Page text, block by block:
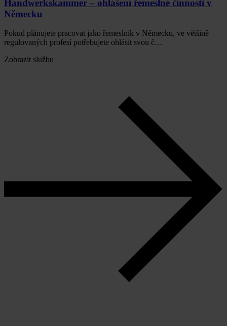
Handwerkskammer – ohlášení řemeslné činnosti v
Německu
Pokud plánujete pracovat jako řemeslník v Německu, ve většině
regulovaných profesí potřebujete ohlásit svou č…
Zobrazit službu